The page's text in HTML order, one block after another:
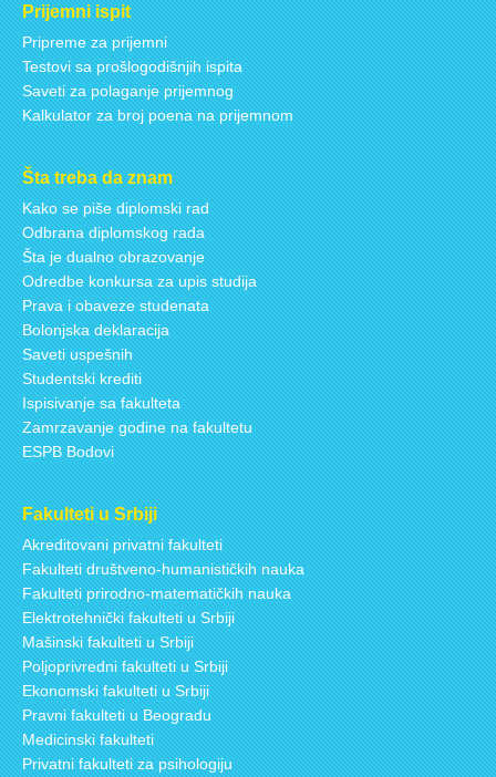
Prijemni ispit
Pripreme za prijemni
Testovi sa prošlogodišnjih ispita
Saveti za polaganje prijemnog
Kalkulator za broj poena na prijemnom
Šta treba da znam
Kako se piše diplomski rad
Odbrana diplomskog rada
Šta je dualno obrazovanje
Odredbe konkursa za upis studija
Prava i obaveze studenata
Bolonjska deklaracija
Saveti uspešnih
Studentski krediti
Ispisivanje sa fakulteta
Zamrzavanje godine na fakultetu
ESPB Bodovi
Fakulteti u Srbiji
Akreditovani privatni fakulteti
Fakulteti društveno-humanističkih nauka
Fakulteti prirodno-matematičkih nauka
Elektrotehnički fakulteti u Srbiji
Mašinski fakulteti u Srbiji
Poljoprivredni fakulteti u Srbiji
Ekonomski fakulteti u Srbiji
Pravni fakulteti u Beogradu
Medicinski fakulteti
Privatni fakulteti za psihologiju